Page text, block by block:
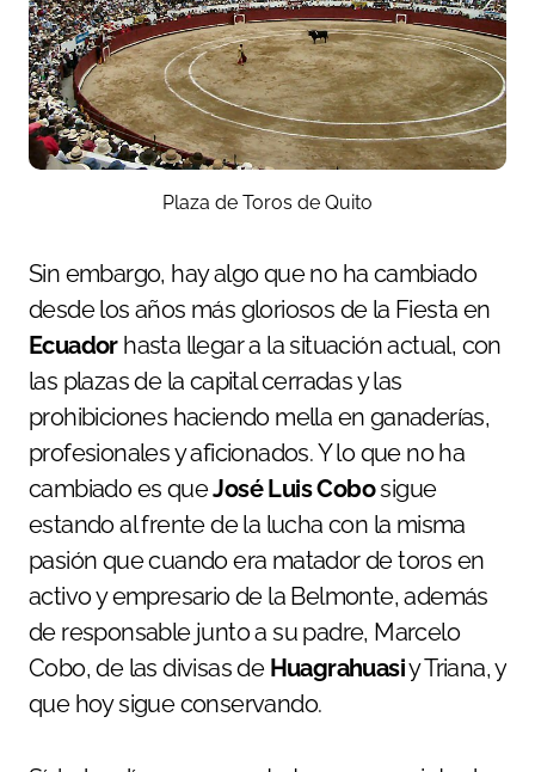
Plaza de Toros de Quito
Sin embargo, hay algo que no ha cambiado
desde los años más gloriosos de la Fiesta en
Ecuador hasta llegar a la situación actual, con
las plazas de la capital cerradas y las
prohibiciones haciendo mella en ganaderías,
profesionales y aficionados. Y lo que no ha
cambiado es queJosé Luis Cobosigue
estando al frente de la lucha con la misma
pasión que cuando era matador de toros en
activo y empresario de la Belmonte, además
de responsable junto a su padre, Marcelo
Cobo, de las divisas de Huagrahuasiy Triana, y
que hoy sigue conservando.